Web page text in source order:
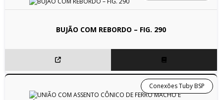
BUJÃO COM REBORDO – FIG. 290
Conexões Tuby BSP